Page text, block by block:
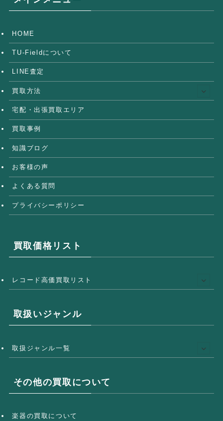
HOME
TU-Fieldについて
LINE査定
買取方法
宅配・出張買取エリア
買取事例
知識ブログ
お客様の声
よくある質問
プライバシーポリシー
買取価格リスト
レコード高価買取リスト
取扱いジャンル
取扱ジャンル一覧
その他の買取について
楽器の買取について